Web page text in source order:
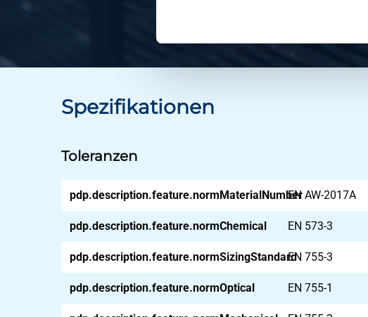
Spezifikationen
Toleranzen
pdp.description.feature.normMaterialNumberEN AW-2017A
pdp.description.feature.normChemical EN 573-3
pdp.description.feature.normSizingStandardEN 755-3
pdp.description.feature.normOptical EN 755-1